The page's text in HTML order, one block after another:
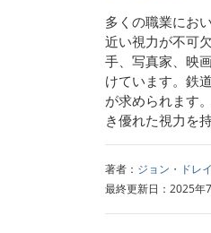
多くの職業にお
近い視力が不可
手、写真家、映
けています。鉄
が求められます
き優れた視力を
著者： ジョン・ドレ
最終更新日：2025年